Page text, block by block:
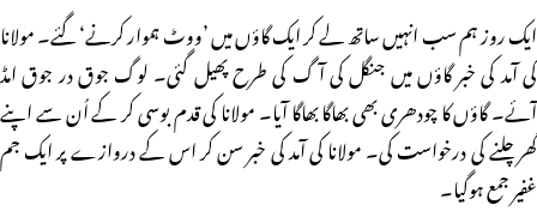
ایک روز ہم سب انہیں ساتھ لے کر ایک گاؤں میں ’ووٹ ہموار کرنے‘ گئے۔ مولانا
کی آمد کی خبر گاؤں میں جنگل کی آگ کی طرح پھیل گئی۔ لوگ جوق در جوق امڈ
آئے۔ گاؤں کا چودھری بھی بھاگا بھاگا آیا۔ مولانا کی قدم بوسی کر کے اُن سے اپنے
گھر چلنے کی درخواست کی۔ مولانا کی آمد کی خبر سن کر اس کے دروازے پر ایک جم
غفیر جمع ہوگیا۔